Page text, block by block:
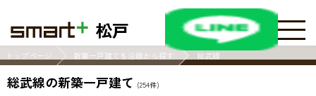
松戸
トップページ 新築一戸建てを沿線から探す 総武線
総武線の新築一戸建て (254件)